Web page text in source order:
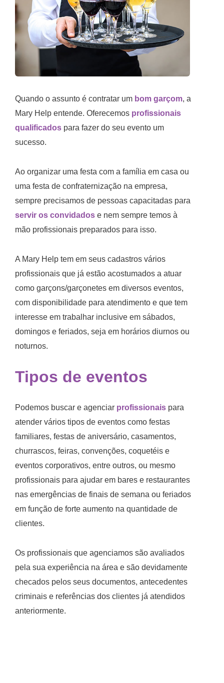
Quando o assunto é contratar um bom garçom, a
Mary Help entende. Oferecemos profissionais
qualificados para fazer do seu evento um
sucesso.
Ao organizar uma festa com a família em casa ou
uma festa de confraternização na empresa,
sempre precisamos de pessoas capacitadas para
servir os convidados e nem sempre temos à
mão profissionais preparados para isso.
A Mary Help tem em seus cadastros vários
profissionais que já estão acostumados a atuar
como garçons/garçonetes em diversos eventos,
com disponibilidade para atendimento e que tem
interesse em trabalhar inclusive em sábados,
domingos e feriados, seja em horários diurnos ou
noturnos.
Tipos de eventos
Podemos buscar e agenciar profissionais para
atender vários tipos de eventos como festas
familiares, festas de aniversário, casamentos,
churrascos, feiras, convenções, coquetéis e
eventos corporativos, entre outros, ou mesmo
profissionais para ajudar em bares e restaurantes
nas emergências de finais de semana ou feriados
em função de forte aumento na quantidade de
clientes.
Os profissionais que agenciamos são avaliados
pela sua experiência na área e são devidamente
checados pelos seus documentos, antecedentes
criminais e referências dos clientes já atendidos
anteriormente.